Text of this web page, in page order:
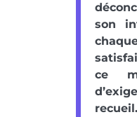
son
ce
recueil.